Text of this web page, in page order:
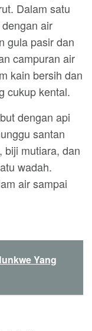
Dalam satu
air
gula pasir dan
campuran air
kain bersih dan
cukup kental.
dengan api
santan
biji mutiara, dan
wadah.
air sampai
Yang